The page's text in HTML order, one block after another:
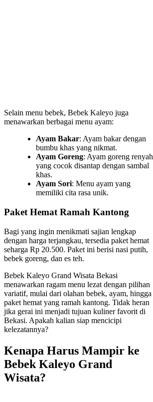
Selain menu bebek, Bebek Kaleyo juga
menawarkan berbagai menu ayam:
Ayam Bakar: Ayam bakar dengan
bumbu khas yang nikmat.
Ayam Goreng: Ayam goreng renyah
yang cocok disantap dengan sambal
khas.
Ayam Sori: Menu ayam yang
memiliki cita rasa unik.
Paket Hemat Ramah Kantong
Bagi yang ingin menikmati sajian lengkap
dengan harga terjangkau, tersedia paket hemat
seharga Rp 20.500. Paket ini berisi nasi putih,
bebek goreng, dan es teh.
Bebek Kaleyo Grand Wisata Bekasi
menawarkan ragam menu lezat dengan pilihan
variatif, mulai dari olahan bebek, ayam, hingga
paket hemat yang ramah kantong. Tidak heran
jika gerai ini menjadi tujuan kuliner favorit di
Bekasi. Apakah kalian siap mencicipi
kelezatannya?
Kenapa Harus Mampir ke
Bebek Kaleyo Grand
Wisata?